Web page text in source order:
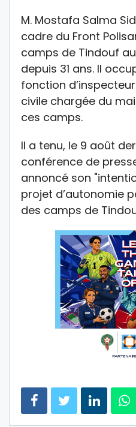
M. Mostafa Salma
cadre du Front
camps de Tindouf
depuis 31 ans. Il
fonction
civile chargée du
ces camps.
Il a tenu, le 9 août
conférence de
annoncé son
projet d’autonomie
des camps de